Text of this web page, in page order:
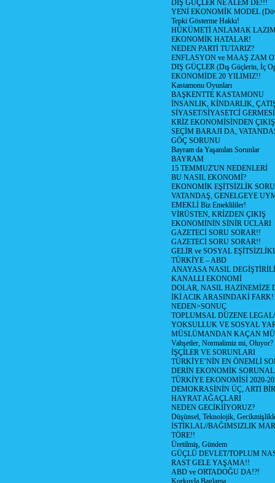
DIŞ GÜÇLER NE ALEM DE!!!
YENİ EKONOMİK MODEL
Tepki Gösterme Hakkı!
HÜKÜMETİ ANLAMAK
EKONOMİK HATALAR!
NEDEN PARTİ TUTARIZ?
ENFLASYON ve MAAŞ ZAM
DIŞ GÜÇLER (Dış Güçlerin, İç
EKONOMİDE 20 YILIMIZ!!
Kastamonu Oyunları
BAŞKENTTE KASTAMONU
İNSANLIK, KİNDARLIK,
SİYASET/SİYASETCİ
KRİZ EKONOMİSİNDEN ÇIKIŞ
SEÇİM BARAJI DA,
GÖÇ SORUNU
Bayram da Yaşanılan Sorunlar
BAYRAM
15 TEMMUZ'UN NEDENLERİ
BU NASIL EKONOMİ?
EKONOMİK EŞİTSİZLİK
VATANDAŞ, GENELGEYE
EMEKLİ Biz Emeklililer!
VİRÜSTEN, KRİZDEN ÇIKIŞ
EKONOMİNİN SİNİR UCLARI
GAZETECİ SORU SORAR!!
GAZETECİ SORU SORAR!!
GELİR ve SOSYAL
TÜRKİYE – ABD
ANAYASA NASIL
KANALLI EKONOMİ
DOLAR, NASIL HAZİNEMİZE
İKİ ACIK ARASINDAKİ FARK!
NEDEN>SONUÇ
TOPLUMSAL DÜZENE
YOKSULLUK VE SOSYAL
MÜSLÜMANDAN KAÇAN
Vahşetler, Normalimiz mi, Oluyor?
İŞÇİLER VE SORUNLARI
TÜRKİYE’NİN EN ÖNEMLİ
DERİN EKONOMİK
TÜRKİYE EKONOMİSİ 2020-
DEMOKRASİNİN ÜÇ, ARTI
HAYRAT AĞAÇLARI
NEDEN GECİKİİYORUZ?
Düşünsel, Teknolojik,
İSTİKLAL//BAĞIMSIZLIK
TÖRE!!
Üretilmiş, Gündem
GÜÇLÜ DEVLET/TOPLUM
RAST GELE YAŞAMA!!
ABD ve ORTADOĞU DA!?!
Korkuyla Baglama